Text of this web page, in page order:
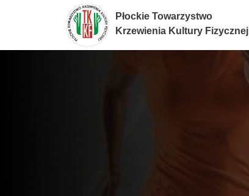
Płockie Towarzystwo
Krzewienia Kultury Fizycznej